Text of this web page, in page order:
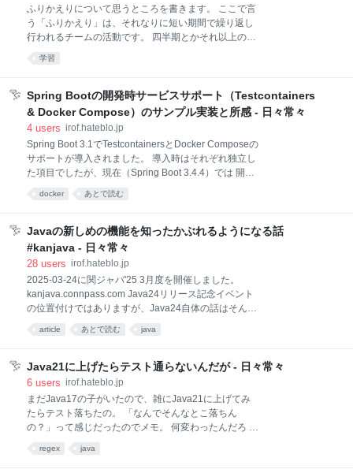
り
がなかなか悩ましいものです。 悪い面の一つが萎縮。
「私にはできない」や「こんなことしちゃっていいん
だろうか」と言った行動を阻害するものです。 なんか
ら書いてます。 技術選定の重さ 「技術選定」という言
て、誤りのない最適な選択をする」のような神の所業
を想像させます。 できればいいんですが、そんなこと
はできません。 できないにも関わらず、こういう想像
をさせるフォース
ふりかえりについて思うところを書きます。 ここで言
う「ふりかえり」は、それなりに短い期間で繰り返し
行われるチームの活動です。 四半期とかそれ以上の期
間を置いて行われるセレモニーのことではありませ
ん。 ふりかえりをうまくやりたい ふりかえりカタログ
があります。 たくさんの手法があるということは、う
まくいくやり方が定まっていないということだと思い
ます。 知られている手法は「どこかでうまくいったか
ら車輪を借りるところから始めるのは便利ですが、
「うまくいくやり方」として模倣するのはたいがいう
まくいきません。 ふりかえりをうまくやりたいと言う
話はよく聞きますし、私もうまくやりたいなぁとはた
書いてみます。 な
学習
Spring Bootの開発時サービスサポート（Testcontainers
& Docker Compose）のサンプル実装と所感 - 日々常々
4 users irof.hateblo.jp
Spring Boot 3.1でTestcontainersとDocker Composeの
サポートが導入されました。 導入時はそれぞれ独立し
た項目でしたが、現在（Spring Boot 3.4.4）では 開発
時のサービス （Development-time Services）として
まとめられています。 TestcontainersやDocker
も使われてきましたが、 サポートが導入されたことで
非常に使いやすくなりました。 Spring Bootがサポー
トしてくれることを簡単に言うと「テストやローカル
面倒見てくれる」という機能です。 これがなければ自
身（もしくは外部の仕組み）でコンテナを立ち上げ
て、その設定に従ってSpring Boot側に接続設定を行う
必要がありました。 ち
docker あとで読む
Javaの新しめの機能を知ったかぶれるようになる話
#kanjava - 日々常々
28 users irof.hateblo.jp
2025-03-24に関ジャバ'25 3月度を開催しました。
kanjava.connpass.com Java24リリース記念イベント
の位置付けではありますが、Java24自体の話はそんな
してないというものになります。 関ジャバ、2025年
は毎月やろうとおもっています。よろしくおねがいし
も多いですが、資料に書いていないことを話すセッシ
ョン。 話したいこと全部入れると早口のリハでも2時
間という詰めすぎなものですが、実測は70分でした。
月曜の夜に1時間オーバーでお聞きいただくとい
う……お付き合いありがとうございました。 いやほ
て。ほら、イベントとしては概ね時間通りに終わりま
article あとで読む java
Java21に上げたらテスト通らないんだが - 日々常々
6 users irof.hateblo.jp
まだJava17の子がいたので、雑にJava21に上げてみ
たらテスト落ちたの。 「なんでそんなとこ落ちん
の？」って感じだったのでメモ。 何変わったんだろ 正
でやるとこうで、 % jshell | JShellへようこそ -- バー
regex java